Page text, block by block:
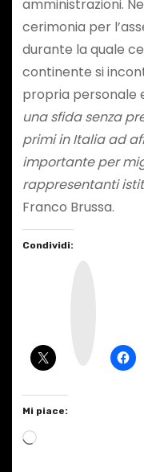
amministrazioni.
cerimonia per
durante la quale
continente si
propria personale
una sfida senza
primi in Italia ad
importante per
rappresentanti
Franco Brussa.
Condividi:
Mi piace:
C